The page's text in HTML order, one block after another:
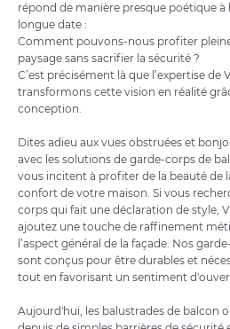
répond de manière presque poétique
longue date :
Comment pouvons-nous profiter
paysage sans sacrifier la sécurité ?
C’est précisément là que l’expertise de
transformons cette vision en réalité
conception.
Dites adieu aux vues obstruées et
avec les solutions de garde-corps de
vous incitent à profiter de la beauté de
confort de votre maison. Si vous
corps qui fait une déclaration de style,
ajoutez une touche de raffinement
l’aspect général de la façade. Nos
sont conçus pour être durables et
tout en favorisant un sentiment
Aujourd'hui, les balustrades de balcon